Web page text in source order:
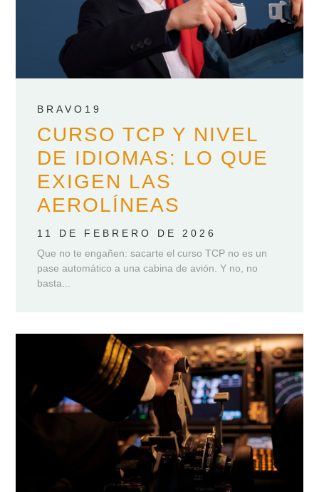
BRAVO19
CURSO TCP Y NIVEL
DE IDIOMAS: LO QUE
EXIGEN LAS
AEROLÍNEAS
11 DE FEBRERO DE 2026
Que no te engañen: sacarte el curso TCP no es un
pase automático a una cabina de avión. Y no, no
basta...